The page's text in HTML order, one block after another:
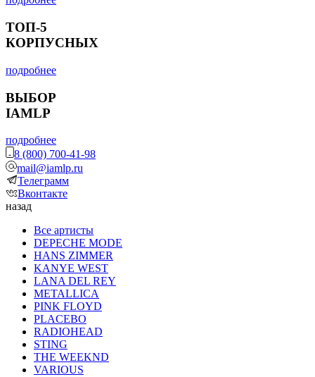
ТОП-5
КОРПУСНЫХ
подробнее
ВЫБОР
IAMLP
подробнее
8 (800) 700-41-98
mail@iamlp.ru
Телеграмм
Вконтакте
назад
Все артисты
DEPECHE MODE
HANS ZIMMER
KANYE WEST
LANA DEL REY
METALLICA
PINK FLOYD
PLACEBO
RADIOHEAD
STING
THE WEEKND
VARIOUS